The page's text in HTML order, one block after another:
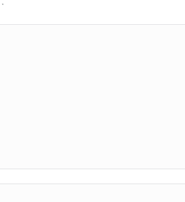
*